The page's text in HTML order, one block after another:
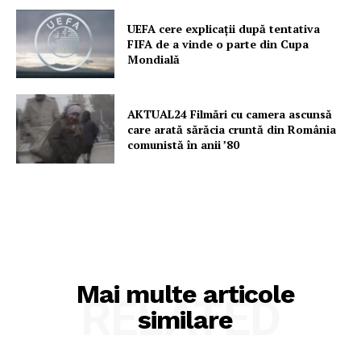
UEFA cere explicații după tentativa
FIFA de a vinde o parte din Cupa
Mondială
AKTUAL24 Filmări cu camera ascunsă
care arată sărăcia cruntă din România
comunistă în anii ’80
Mai multe articole
similare
RELATED